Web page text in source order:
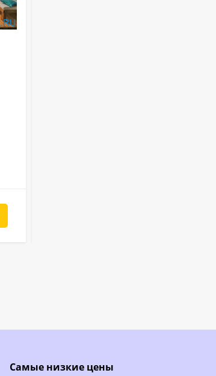
Самые низкие цены